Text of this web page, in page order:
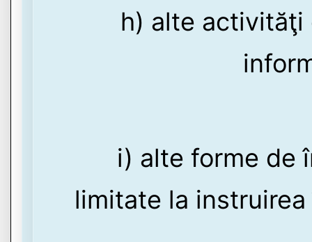
h) alte activităţi
i) alte forme de
limitate la